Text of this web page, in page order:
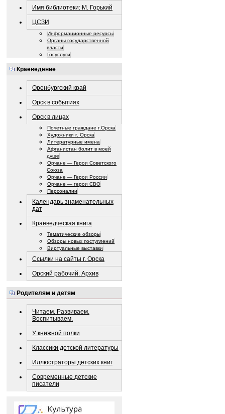
Имя библиотеки: М. Горький
ЦСЗИ
Информационные ресурсы
Органы государственной
власти
Госуслуги
Краеведение
Оренбургский край
Орск в событиях
Орск в лицах
Почетные граждане г.Орска
Художники г. Орска
Литературные имена
Афганистан болит в моей
душе
Орчане — Герои Советского
Союза
Орчане — Герои России
Орчане — герои СВО
Персоналии
Календарь знаменательных
дат
Краеведческая книга
Тематические обзоры
Обзоры новых поступлений
Виртуальные выставки
Ссылки на сайты г. Орска
Орский рабочий. Архив
Родителям и детям
Читаем. Развиваем.
Воспитываем.
У книжной полки
Классики детской литературы
Иллюстраторы детских книг
Современные детские
писатели